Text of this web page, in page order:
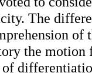
The
of
the